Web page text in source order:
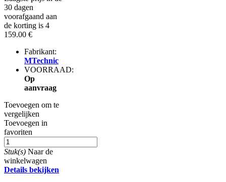
30 dagen
voorafgaand aan
de korting is 4
159.00 €
Fabrikant:
MTechnic
VOORRAAD:
Op
aanvraag
Toevoegen om te
vergelijken
Toevoegen in
favoriten
Stuk(s) Naar de
winkelwagen
Details bekijken